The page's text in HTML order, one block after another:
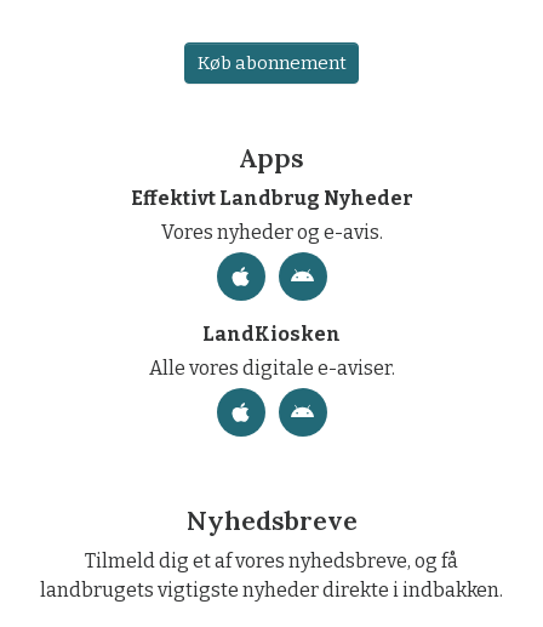
Køb abonnement
Apps
Effektivt Landbrug Nyheder
Vores nyheder og e-avis.
LandKiosken
Alle vores digitale e-aviser.
Nyhedsbreve
Tilmeld dig et af vores nyhedsbreve, og få
landbrugets vigtigste nyheder direkte i indbakken.